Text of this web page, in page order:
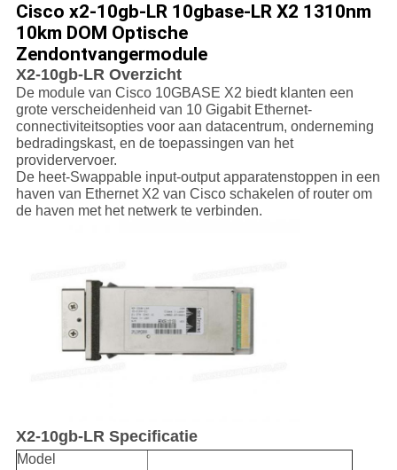
Cisco x2-10gb-LR 10gbase-LR X2 1310nm
10km DOM Optische
Zendontvangermodule
X2-10gb-LR Overzicht
De module van Cisco 10GBASE X2 biedt klanten een
grote verscheidenheid van 10 Gigabit Ethernet-
connectiviteitsopties voor aan datacentrum, onderneming
bedradingskast, en de toepassingen van het
providervervoer.
De heet-Swappable input-output apparatenstoppen in een
haven van Ethernet X2 van Cisco schakelen of router om
de haven met het netwerk te verbinden.
X2-10gb-LR Specificatie
Model